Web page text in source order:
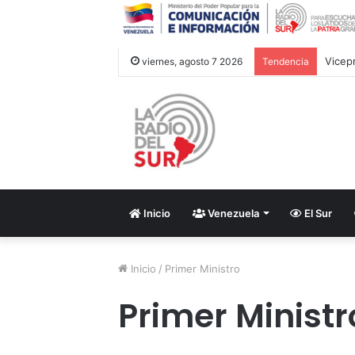
viernes, agosto 7 2026 Tendencia
Inicio Venezuela El Sur
Inicio / Primer Ministro
Primer